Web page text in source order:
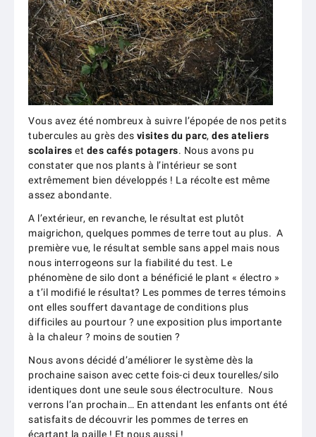
Vous avez été nombreux à suivre l’épopée de nos petits
tubercules au grès des visites du parc, des ateliers
scolaires et des cafés potagers. Nous avons pu
constater que nos plants à l’intérieur se sont
extrêmement bien développés ! La récolte est même
assez abondante.
A l’extérieur, en revanche, le résultat est plutôt
maigrichon, quelques pommes de terre tout au plus. A
première vue, le résultat semble sans appel mais nous
nous interrogeons sur la fiabilité du test. Le
phénomène de silo dont a bénéficié le plant « électro »
a t’il modifié le résultat? Les pommes de terres témoins
ont elles souffert davantage de conditions plus
difficiles au pourtour ? une exposition plus importante
à la chaleur ? moins de soutien ?
Nous avons décidé d’améliorer le système dès la
prochaine saison avec cette fois-ci deux tourelles/silo
identiques dont une seule sous électroculture. Nous
verrons l’an prochain… En attendant les enfants ont été
satisfaits de découvrir les pommes de terres en
écartant la paille ! Et nous aussi !